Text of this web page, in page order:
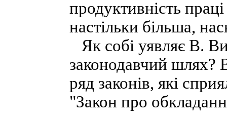
продуктивність
настільки більша,
Як собі уявляє В.
законодавчий шлях?
ряд законів, які
"Закон про